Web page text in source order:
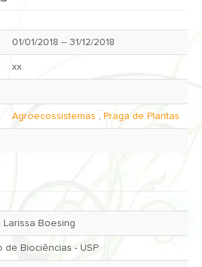
01/01/2018 -- 31/12/2018
xx
Agroecossistemas , Praga de Plantas
Larissa Boesing
de Biociências - USP